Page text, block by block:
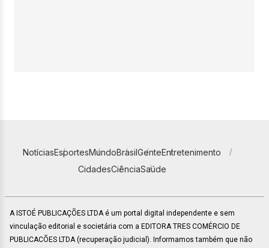
NotíciasEsportesMundoBrasilGenteEntretenimento
CidadesCiênciaSaúde
A ISTOÉ PUBLICAÇÕES LTDA é um portal digital independente e sem
vinculação editorial e societária com a EDITORA TRES COMÉRCIO DE
PUBLICACÕES LTDA (recuperação judicial). Informamos também que não